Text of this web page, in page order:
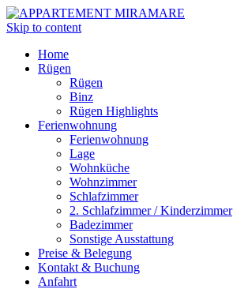
Skip to content
Home
Rügen
Rügen
Binz
Rügen Highlights
Ferienwohnung
Ferienwohnung
Lage
Wohnküche
Wohnzimmer
Schlafzimmer
2. Schlafzimmer / Kinderzimmer
Badezimmer
Sonstige Ausstattung
Preise & Belegung
Kontakt & Buchung
Anfahrt